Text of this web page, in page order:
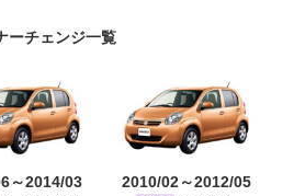
ーチェンジ一覧
～2014/03 2010/02～2012/05